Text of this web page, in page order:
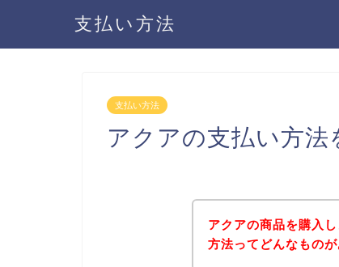
支払い方法
支払い方法
アクアの支払い方
アクアの商品を購入
方法ってどんなもの